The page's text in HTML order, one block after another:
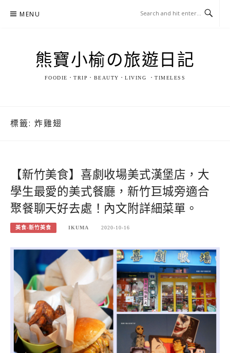
MENU
熊寶小榆の旅遊日記
FOODIE．TRIP．BEAUTY．LIVING ．TIMELESS
標籤: 炸雞翅
【新竹美食】喜劇收場美式漢堡店，大
學生最愛的美式餐廳，新竹巨城旁適合
聚餐聊天好去處！內文附詳細菜單。
美食-新竹美食 IKUMA 2020-10-16